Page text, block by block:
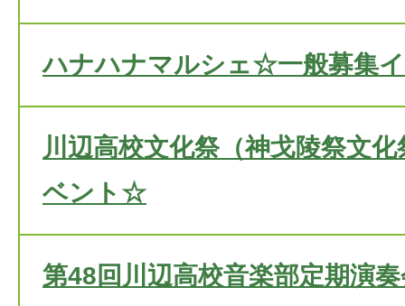
ハナハナマルシェ☆一般募集
川辺高校文化祭（神戈陵祭文
ベント☆
第48回川辺高校音楽部定期演